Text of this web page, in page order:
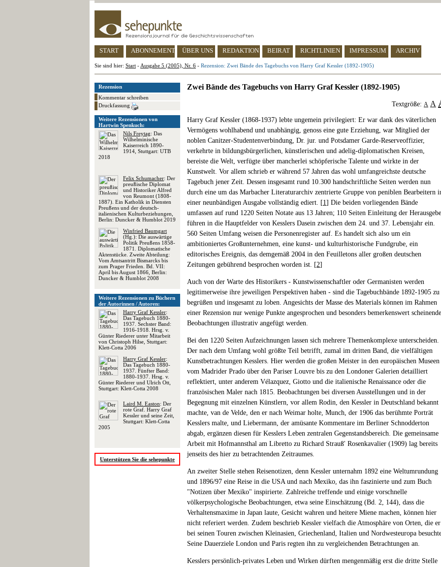
START ABONNEMENT ÜBER UNS REDAKTION BEIRAT RICHTLINIEN IMPRESSUM ARCHIV
Sie sind hier: Start - Ausgabe 5 (2005), Nr. 6 - Rezension: Zwei Bände des Tagebuchs von Harry Graf Kessler (1892-1905)
Rezension
Kommentar schreiben
Druckfassung
Weitere Rezensionen von
Hartwin Spenkuch:
Nils Freytag: Das
Wilhelminische
Kaiserreich 1890-
1914, Stuttgart: UTB
2018
Felix Schumacher: Der
preußische Diplomat
und Historiker Alfred
von Reumont (1808-
1887). Ein Katholik in Diensten
Preußens und der deutsch-
italienischen Kulturbeziehungen,
Berlin: Duncker & Humblot 2019
Winfried Baumgart
(Hg.): Die auswärtige
Politik Preußens 1858-
1871. Diplomatische
Aktenstücke. Zweite Abteilung:
Vom Amtsantritt Bismarcks bis
zum Prager Frieden. Bd. VII:
April bis August 1866, Berlin:
Duncker & Humblot 2008
Weitere Rezensionen zu Büchern
der Autorinnen / Autoren:
Harry Graf Kessler:
Das Tagebuch 1880-
1937. Sechster Band:
1916-1918. Hrsg. v.
Günter Riederer unter Mitarbeit
von Christoph Hilse, Stuttgart:
Klett-Cotta 2006
Harry Graf Kessler:
Das Tagebuch 1880-
1937. Fünfter Band:
1880-1937. Hrsg. v.
Günter Riederer und Ulrich Ott,
Stuttgart: Klett-Cotta 2008
Laird M. Easton: Der
rote Graf. Harry Graf
Kessler und seine Zeit,
Stuttgart: Klett-Cotta
2005
Unterstützen Sie die sehepunkte
Zwei Bände des Tagebuchs von Harry Graf Kessler (1892-1905)
Textgröße: A A
Harry Graf Kessler (1868-1937) lebte ungemein privilegiert: Er war dank des väterlichen
Vermögens wohlhabend und unabhängig, genoss eine gute Erziehung, war Mitglied der
noblen Canitzer-Studentenverbindung, Dr. jur. und Potsdamer Garde-Reserveoffizier,
verkehrte in bildungsbürgerlichen, künstlerischen und adelig-diplomatischen Kreisen,
bereiste die Welt, verfügte über mancherlei schöpferische Talente und wirkte in der
Kunstwelt. Vor allem schrieb er während 57 Jahren das wohl umfangreichste deutsche
Tagebuch jener Zeit. Dessen insgesamt rund 10.300 handschriftliche Seiten werden nun
durch eine um das Marbacher Literaturarchiv zentrierte Gruppe von peniblen Bearbeitern
einer neunbändigen Ausgabe vollständig ediert. [1] Die beiden vorliegenden Bände
umfassen auf rund 1220 Seiten Notate aus 13 Jahren; 110 Seiten Einleitung der
führen in die Hauptfelder von Kesslers Dasein zwischen dem 24. und 37. Lebensjahr ein.
560 Seiten Umfang weisen die Personenregister auf. Es handelt sich also um ein
ambitioniertes Großunternehmen, eine kunst- und kulturhistorische Fundgrube, ein
editorisches Ereignis, das demgemäß 2004 in den Feuilletons aller großen deutschen
Zeitungen gebührend besprochen worden ist. [2]
Auch von der Warte des Historikers - Kunstwissenschaftler oder Germanisten werden
legitimerweise ihre jeweiligen Perspektiven haben - sind die Tagebuchbände 1892-1905 zu
begrüßen und insgesamt zu loben. Angesichts der Masse des Materials können im Rahmen
einer Rezension nur wenige Punkte angesprochen und besonders bemerkenswert scheinende
Beobachtungen illustrativ angefügt werden.
Bei den 1220 Seiten Aufzeichnungen lassen sich mehrere Themenkomplexe unterscheiden.
Der nach dem Umfang wohl größte Teil betrifft, zumal im dritten Band, die vielfältigen
Kunstbetrachtungen Kesslers. Hier werden die großen Meister in den europäischen Museen
vom Madrider Prado über den Pariser Louvre bis zu den Londoner Galerien detailliert
reflektiert, unter anderem Vélazquez, Giotto und die italienische Renaissance oder die
französischen Maler nach 1815. Beobachtungen bei diversen Ausstellungen und in der
Begegnung mit einzelnen Künstlern, vor allem Rodin, den Kessler in Deutschland bekannt
machte, van de Velde, den er nach Weimar holte, Munch, der 1906 das berühmte Porträt
Kesslers malte, und Liebermann, der amüsante Kommentare im Berliner Schnodderton
abgab, ergänzen diesen für Kesslers Leben zentralen Gegenstandsbereich. Die gemeinsame
Arbeit mit Hofmannsthal am Libretto zu Richard Strauß' Rosenkavalier (1909) lag bereits
jenseits des hier zu betrachtenden Zeitraumes.
An zweiter Stelle stehen Reisenotizen, denn Kessler unternahm 1892 eine Weltumrundung
und 1896/97 eine Reise in die USA und nach Mexiko, das ihn faszinierte und zum Buch
"Notizen über Mexiko" inspirierte. Zahlreiche treffende und einige vorschnelle
völkerpsychologische Beobachtungen, etwa seine Einschätzung (Bd. 2, 144), dass die
Verhaltensmaxime in Japan laute, Gesicht wahren und heitere Miene machen, können hier
nicht referiert werden. Zudem beschrieb Kessler vielfach die Atmosphäre von Orten, die er
bei seinen Touren zwischen Kleinasien, Griechenland, Italien und Nordwesteuropa
Seine Dauerziele London und Paris regten ihn zu vergleichenden Betrachtungen an.
Kesslers persönlich-privates Leben und Wirken dürften mengenmäßig erst die dritte Stelle